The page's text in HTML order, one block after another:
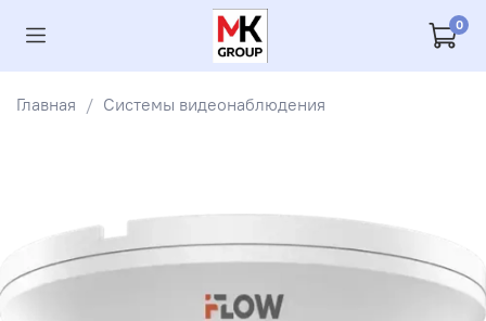
0
Главная Системы видеонаблюдения